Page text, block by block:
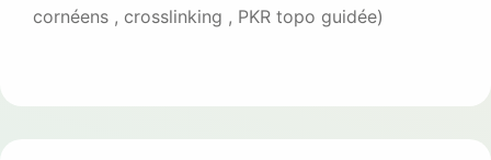
cornéens , crosslinking , PKR topo guidée)